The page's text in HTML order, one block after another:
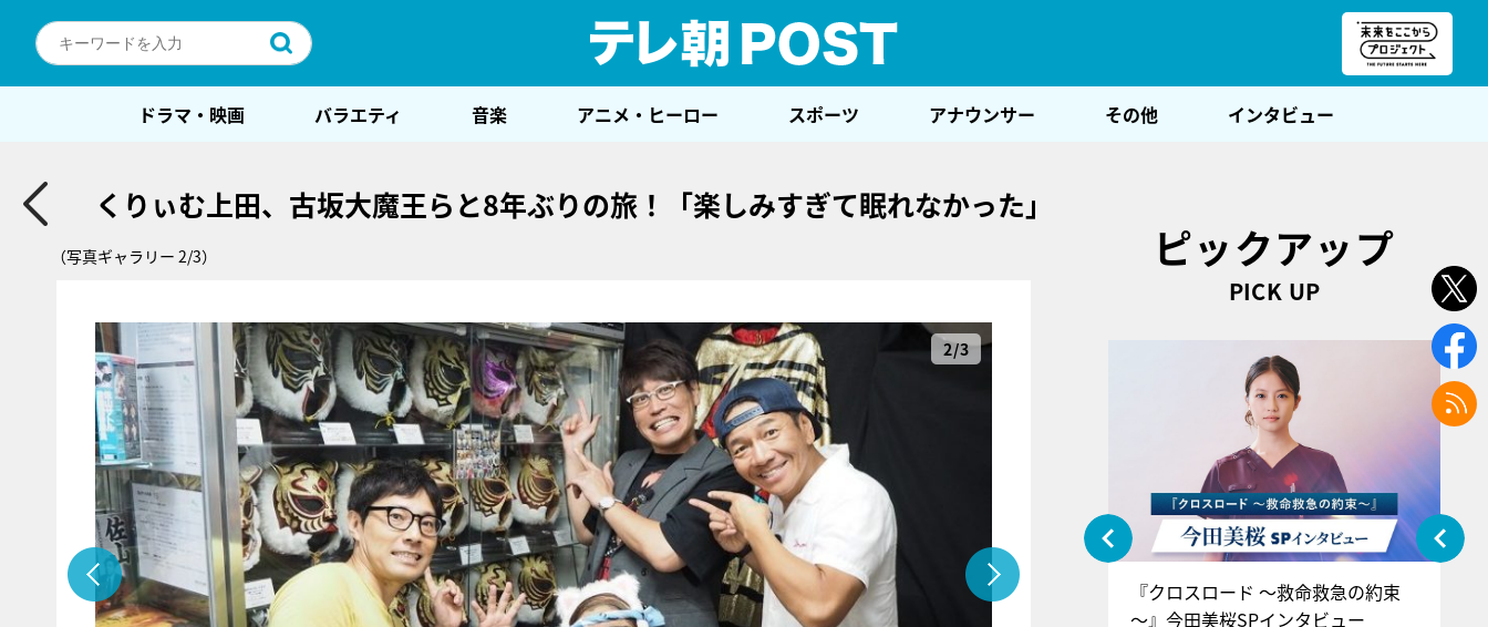
ドラマ・映画 バラエティ 音楽 アニメ・ヒーロー スポーツ アナウンサー その他 インタビュー
くりぃむ上田、古坂大魔王らと8年ぶりの旅！「楽しみすぎて眠れなかった」
（写真ギャラリー 2/3）
2/3
ピックアップ
PICK UP
『アイ＝ラブ！げーみんぐ』＝LOV
E齋藤樹愛羅＆佐々木舞香SPインタ
『クロスロード ～救命救急の約束
～』今田美桜SPインタビュー